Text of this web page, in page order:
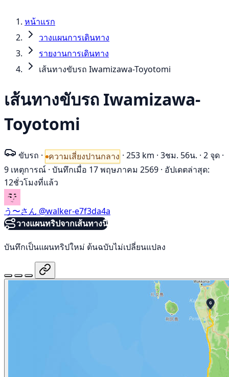
หน้าแรก
วางแผนการเดินทาง
รายงานการเดินทาง
เส้นทางขับรถ Iwamizawa-Toyotomi
เส้นทางขับรถ Iwamizawa-
Toyotomi
ขับรถ · ความเสี่ยงปานกลาง · 253 km · 3ชม. 56น. · 2 จุด ·
9 เหตุการณ์ · บันทึกเมื่อ 17 พฤษภาคม 2569 · อัปเดตล่าสุด:
12ชั่วโมงที่แล้ว
う〜さん @walker-e7f3da4a
วางแผนทริปจากเส้นทางนี้
บันทึกเป็นแผนทริปใหม่ ต้นฉบับไม่เปลี่ยนแปลง